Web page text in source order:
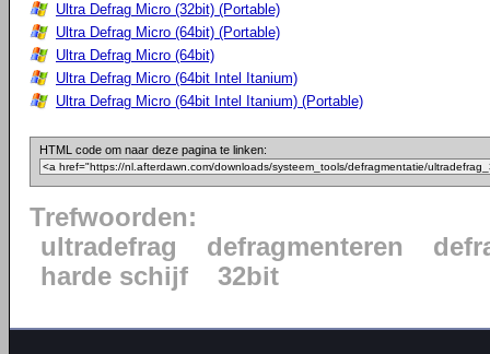
Ultra Defrag Micro (32bit) (Portable)
Ultra Defrag Micro (64bit) (Portable)
Ultra Defrag Micro (64bit)
Ultra Defrag Micro (64bit Intel Itanium)
Ultra Defrag Micro (64bit Intel Itanium) (Portable)
HTML code om naar deze pagina te linken:
Trefwoorden:
ultradefrag
defragmenteren
harde schijf
32bit